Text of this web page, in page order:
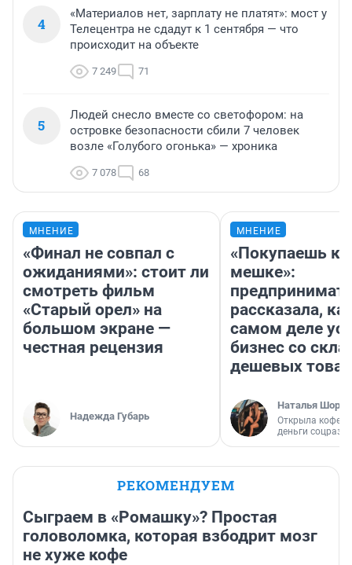
4
«Материалов нет, зарплату не платят»: мост у
Телецентра не сдадут к 1 сентября — что
происходит на объекте
7 249 71
5
Людей снесло вместе со светофором: на
островке безопасности сбили 7 человек
возле «Голубого огонька» — хроника
7 078 68
МНЕНИЕ
«Финал не совпал с
ожиданиями»: стоит ли
смотреть фильм
«Старый орел» на
большом экране —
честная рецензия
Надежда Губарь
МНЕНИЕ
«Покупаешь
мешке»:
рассказала,
самом деле
бизнес со
дешевых
Наталья
Открыла
деньги
РЕКОМЕНДУЕМ
Сыграем в «Ромашку»? Простая
головоломка, которая взбодрит мозг
не хуже кофе